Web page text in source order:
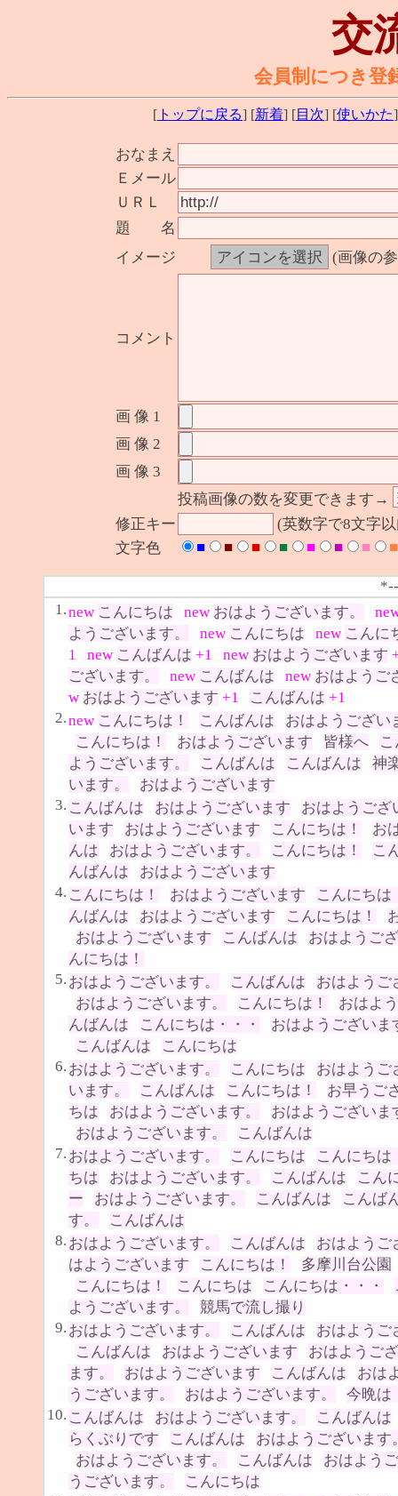
交
会員制につき登
[ トップに戻る] [新着] [目次] [使いかた
おなまえ
Ｅメール
ＵＲＬ
題 名
イメージ
(画像の
コメント
画 像 1
画 像 2
画 像 3
投稿画像の数を変更できます→
修正キー
(英数字で8文字
文字色
■ ■ ■ ■ ■ ■ ■ ■
1.new こんにちは new おはようございます。
ようございます。
new こんにちは new こんに
1
new こんばんは +1 new おはようございます
ございます。
new こんばんは new おはようご
w おはようございます +1 こんばんは +1
2.new こんにちは！ こんばんは
おはようござい
こんにちは！
おはようございます 皆様へ
ようございます。
こんばんは こんばんは
神
います。
おはようございます
3. こんばんは おはようございます
おはようござ
います
おはようございます こんにちは！
お
んは
おはようございます。 こんにちは！
こ
んばんは
おはようございます
4. こんにちは！ おはようございます
こんにちは
んばんは
おはようございます こんにちは！
おはようございます
こんばんは
おはようご
んにちは！
5. おはようございます。 こんばんは
おはようご
おはようございます。
こんにちは！
おはよ
んばんは
こんにちは・・・
おはようございま
こんばんは
こんにちは
6. おはようございます。 こんにちは
おはようご
います。
こんばんは こんにちは！
お早うご
ちは
おはようございます。
おはようございま
おはようございます。
こんばんは
7. おはようございます。 こんにちは
こんにちは
ちは
おはようございます。 こんばんは
こん
ー
おはようございます。 こんばんは
こんば
す。
こんばんは
8. おはようございます。 こんばんは
おはようご
はようございます
こんにちは！
多摩川台公園
こんにちは！
こんにちは こんにちは・・・
ようございます。
競馬で流し撮り
9. おはようございます。 こんばんは
おはようご
こんばんは
おはようございます
おはようご
ます。
おはようございます こんばんは
おは
うございます。
おはようございます。
今晩は
10. こんばんは おはようございます。
こんばんは
らくぶりです
こんばんは
おはようございます
おはようございます。
こんばんは
おはよう
うございます。
こんにちは